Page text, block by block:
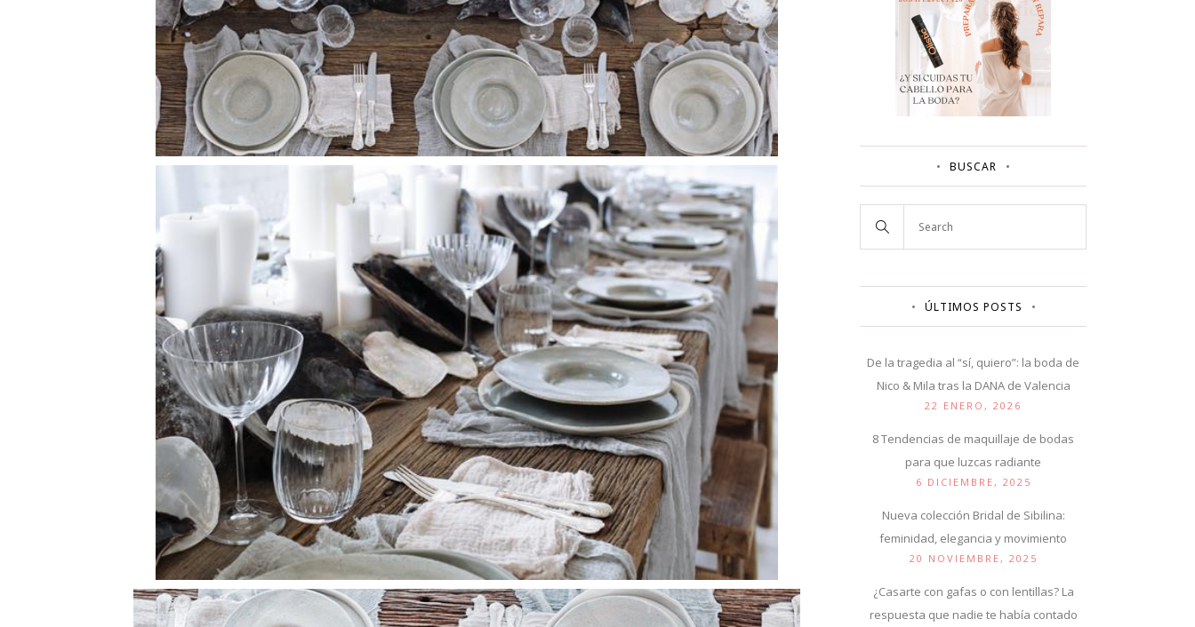
BUSCAR
ÚLTIMOS POSTS
De la tragedia al “sí, quiero”: la boda de
Nico & Mila tras la DANA de Valencia
22 ENERO, 2026
8 Tendencias de maquillaje de bodas
para que luzcas radiante
6 DICIEMBRE, 2025
Nueva colección Bridal de Sibilina:
feminidad, elegancia y movimiento
20 NOVIEMBRE, 2025
¿Casarte con gafas o con lentillas? La
respuesta que nadie te había contado